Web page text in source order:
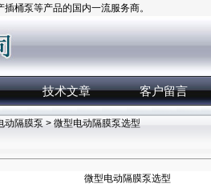
桶泵等产品的国内一流服务商。
技术文章 客户留言
动隔膜泵 > 微型电动隔膜泵选型
微型电动隔膜泵选型